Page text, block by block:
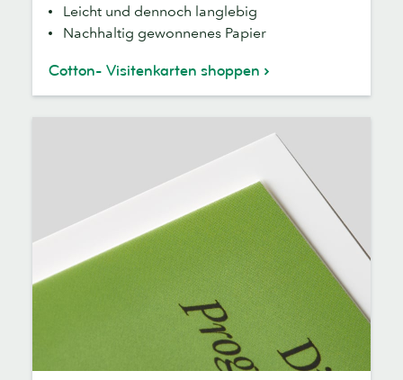
Leicht und dennoch langlebig
Nachhaltig gewonnenes Papier
Cotton- Visitenkarten shoppen